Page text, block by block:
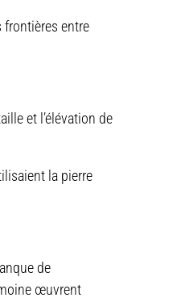
frontières entre
et l’élévation de
la pierre
de
œuvrent